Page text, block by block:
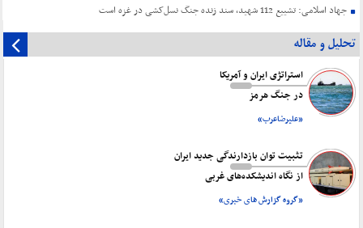
جهاد اسلامی: تشییع 112 شهید، سند زنده جنگ نسل‌کشی در غزه است
تحلیل و مقاله
استراتژی ایران و آمریکا
در جنگ هرمز
«علیرضاعرب»
تثبیت توان بازدارندگی جدید ایران
از نگاه اندیشکده‌های غربی
«گروه گزارش های خبری»